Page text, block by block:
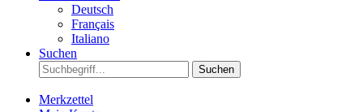
Deutsch
Français
Italiano
Suchen
Suchen
Merkzettel